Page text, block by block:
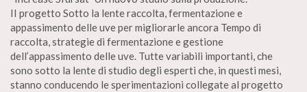
II progetto Sotto la lente raccolta, fermentazione e
appassimento delle uve per migliorarle ancora Tempo di
raccolta, strategie di fermentazione e gestione
dell’appassimento delle uve. Tutte variabili importanti, che
sono sotto la lente di studio degli esperti che, in questi mesi,
stanno conducendo le sperimentazioni collegate al progetto